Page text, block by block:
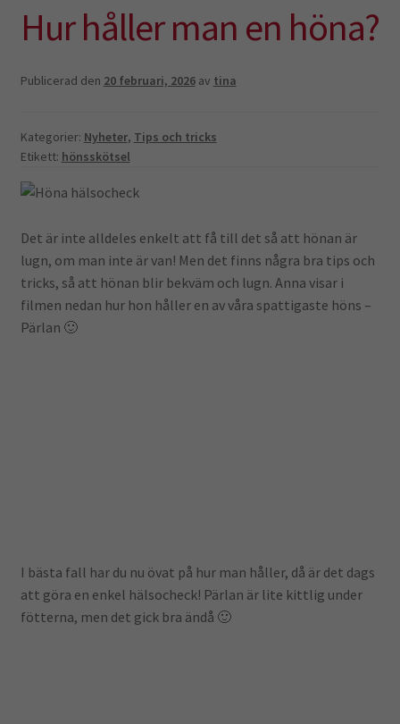
Hur håller man en höna?
Publicerad den 20 februari, 2026 av tina
Kategorier: Nyheter, Tips och tricks
Etikett: hönsskötsel
Det är inte alldeles enkelt att få till det så att hönan är
lugn, om man inte är van! Men det finns några bra tips och
tricks, så att hönan blir bekväm och lugn. Anna visar i
filmen nedan hur hon håller en av våra spattigaste höns –
Pärlan 🙂
I bästa fall har du nu övat på hur man håller, då är det dags
att göra en enkel hälsocheck! Pärlan är lite kittlig under
fötterna, men det gick bra ändå 🙂